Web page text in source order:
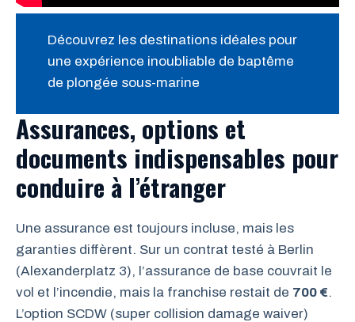
Découvrez les destinations idéales pour
une expérience inoubliable de baptême
de plongée sous-marine
Assurances, options et
documents indispensables pour
conduire à l’étranger
Une assurance est toujours incluse, mais les
garanties diffèrent. Sur un contrat testé à Berlin
(Alexanderplatz 3), l’assurance de base couvrait le
vol et l’incendie, mais la franchise restait de 700 €.
L’option SCDW (super collision damage waiver)